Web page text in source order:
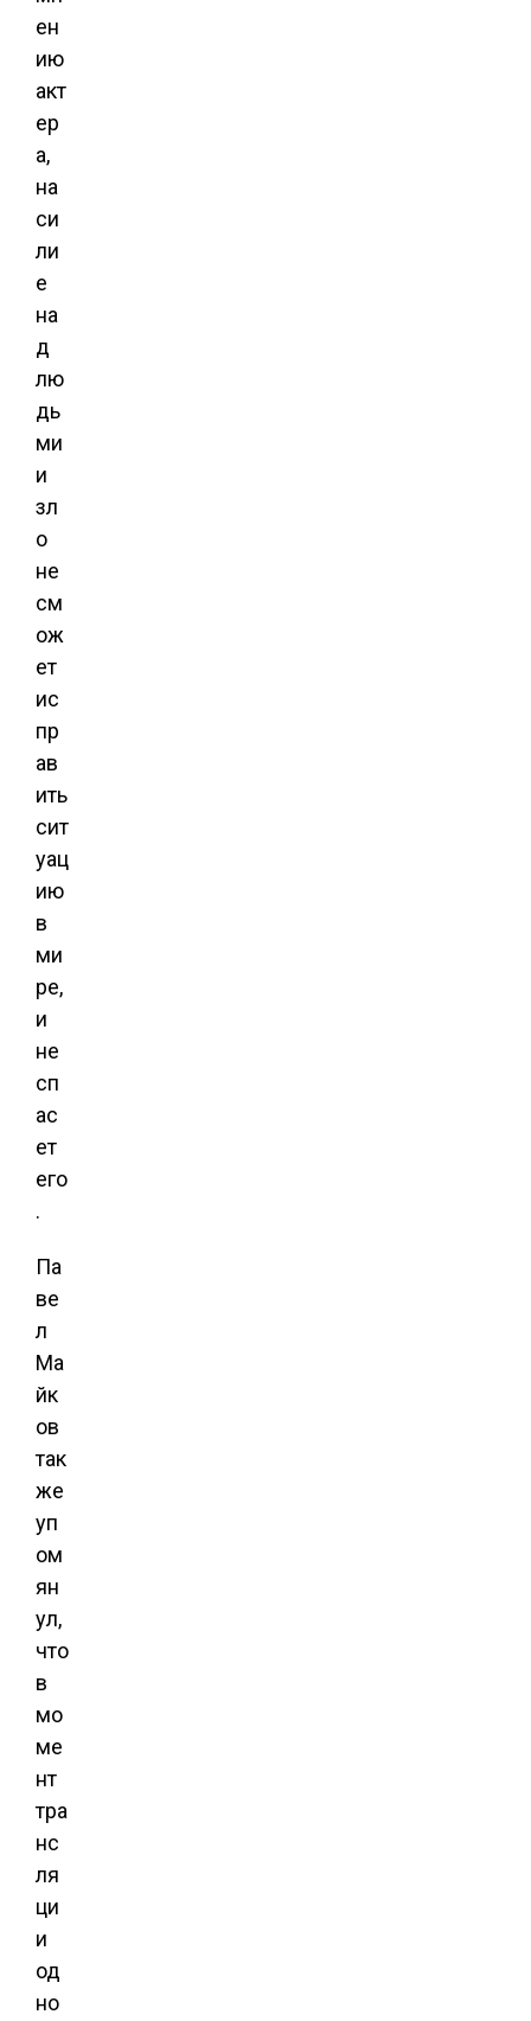
ен
ию
акт
ер
а,
на
си
ли
е
на
д
лю
дь
ми
и
зл
о
не
см
ож
ет
ис
пр
ав
ить
сит
уац
ию
в
ми
ре,
и
не
сп
ас
ет
его
.
Па
ве
л
Ма
йк
ов
так
же
уп
ом
ян
ул,
что
в
мо
ме
нт
тра
нс
ля
ци
и
од
но